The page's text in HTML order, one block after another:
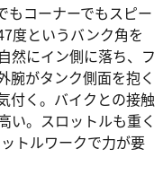
もコーナーでもスピー
度というバンク角を
然にイン側に落ち、フ
腕がタンク側面を抱く
付く。バイクとの接触
い。スロットルも重く
トルワークで力が要